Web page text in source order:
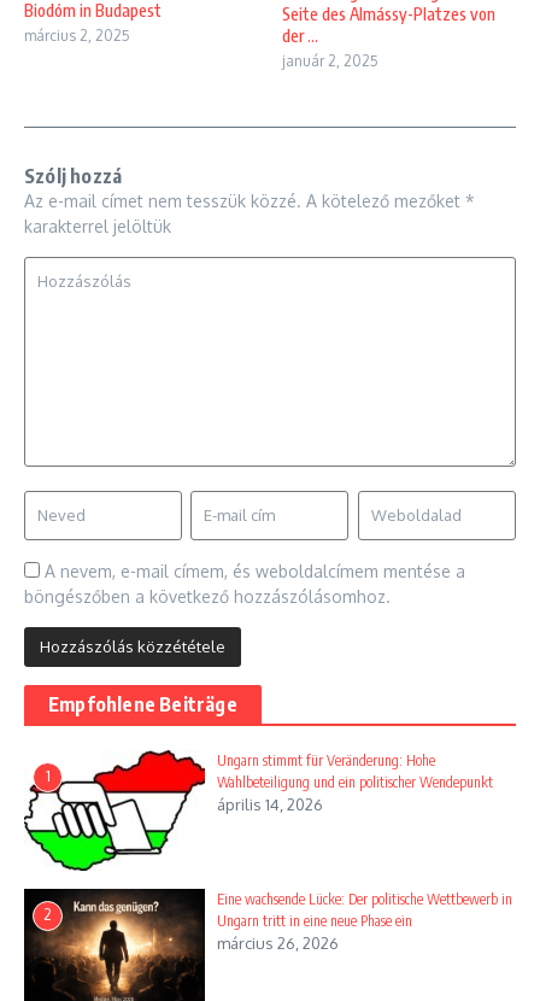
Biodóm in Budapest
március 2, 2025
Seite des Almássy-Platzes von
der ...
január 2, 2025
Szólj hozzá
Az e-mail címet nem tesszük közzé. A kötelező mezőket *
karakterrel jelöltük
A nevem, e-mail címem, és weboldalcímem mentése a
böngészőben a következő hozzászólásomhoz.
Empfohlene Beiträge
1
Ungarn stimmt für Veränderung: Hohe
Wahlbeteiligung und ein politischer Wendepunkt
április 14, 2026
2
Eine wachsende Lücke: Der politische Wettbewerb in
Ungarn tritt in eine neue Phase ein
március 26, 2026